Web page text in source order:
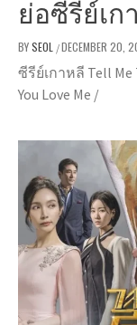
ย่อซีรีย์เก
BYSEOL /DECEMBER 20,
ซีรีย์เกาหลี Tell Me
You Love Me /